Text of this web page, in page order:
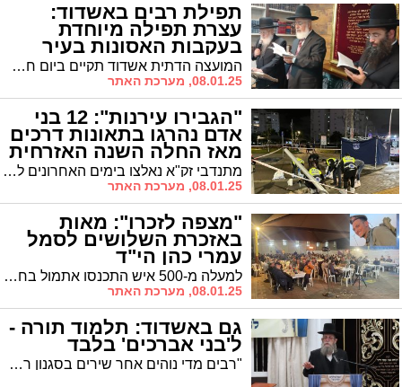
תפילת רבים באשדוד:
עצרת תפילה מיוחדת
בעקבות האסונות בעיר
המועצה הדתית אשדוד תקיים ביום חמישי הקרוב עצרת תפילה מיוחדת בבית העלמין, בעקבות האסונות והתחלואה שפקדו את העיר לאחרונה
08.01.25, מערכת האתר
"הגבירו עירנות": 12 בני
אדם נהרגו בתאונות דרכים
מאז החלה השנה האזרחית
מתנדבי זק"א נאלצו בימים האחרונים להתמודד עם סדרה קשה של תאונות דרכים קטלניות ברחבי הארץ, אשר גבו קורבנות רבים
08.01.25, מערכת האתר
"מצפה לזכרו": מאות
באזכרת השלושים לסמל
עמרי כהן הי"ד
למעלה מ-500 איש התכנסו אתמול בחצר בית הספר יד שבתאי באשדוד לציון שלושים לנפילתו של סמל עמרי כהן הי"ד, שנפל בקרב עם מחבלים בג'באליה בח' בכסליו
08.01.25, מערכת האתר
גם באשדוד: תלמוד תורה -
ל'בני אברכים' בלבד
"רבים מדי נוהים אחר שירים בסגנון רחובי רדוד שאינו מתאים לבן תורה. חשוב ליצור שינוי שיתחיל מלמטה, מגיל הילדות בת"ת כדי שהילד יגדל להיות בחור רציני ואף יקים בית של תורה בכל המובנים", הכריז רבי יוסף עבאדי שליט"א שהשתתף בכינוס היסוד